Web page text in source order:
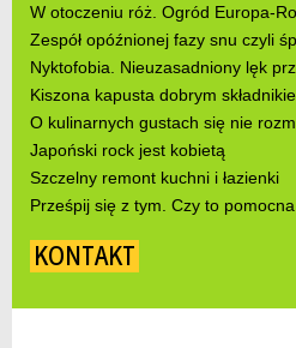
W otoczeniu róż. Ogród Europa-
Zespół opóźnionej fazy snu czyli
Nyktofobia. Nieuzasadniony lęk
Kiszona kapusta dobrym
O kulinarnych gustach się nie
Japoński rock jest kobietą
Szczelny remont kuchni i łazienki
Prześpij się z tym. Czy to
KONTAKT